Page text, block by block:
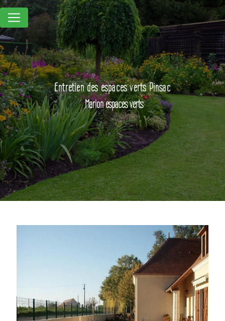
Entretien des espaces verts Pinsac
Marion espaces verts
Panneau de gestion des cookies